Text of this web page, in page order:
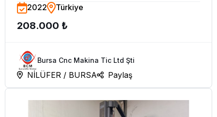
2022 Türkiye
208.000 ₺
Bursa Cnc Makina Tic Ltd Şti
NİLÜFER / BURSA Paylaş